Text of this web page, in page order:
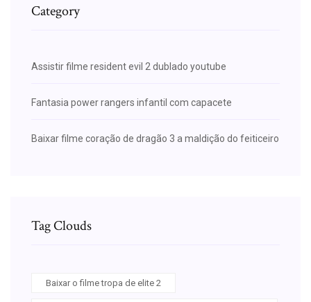
Category
Assistir filme resident evil 2 dublado youtube
Fantasia power rangers infantil com capacete
Baixar filme coração de dragão 3 a maldição do feiticeiro
Tag Clouds
Baixar o filme tropa de elite 2